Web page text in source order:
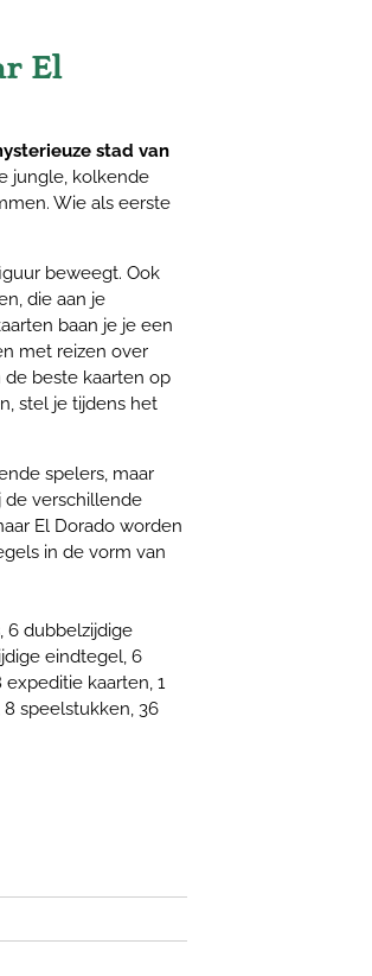
El
stad van
jungle, kolkende
Wie als eerste
beweegt. Ook
die aan je
baan je je een
met reizen over
beste kaarten op
stel je tijdens het
spelers, maar
de verschillende
El Dorado worden
in de vorm van
6 dubbelzijdige
eindtegel, 6
kaarten, 1
speelstukken, 36